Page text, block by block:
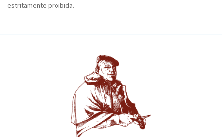
estritamente proibida.